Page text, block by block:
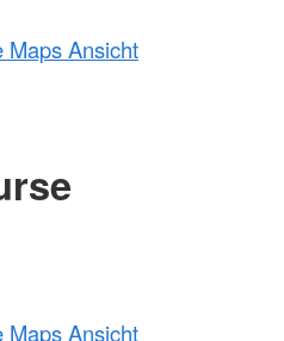
Maps Ansicht
Maps Ansicht